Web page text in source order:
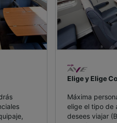
Elige y Elige
Máxima
elige el tipo de
desees viajar